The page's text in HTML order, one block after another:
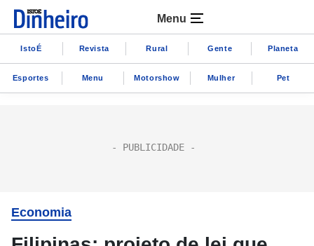
Menu
IstoÉ Revista Rural Gente Planeta
Esportes Menu Motorshow Mulher Pet
Economia